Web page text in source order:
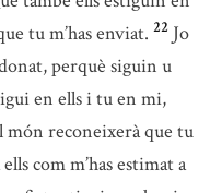
tu m’has enviat. 22 Jo
perquè siguin u
en ells i tu en mi,
reconeixerà que tu
com m’has estimat a